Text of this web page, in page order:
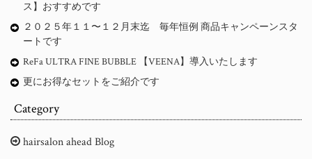
ス】おすすめです
２０２５年１１〜１２月末迄 毎年恒例 商品キャンペーンスタ
ートです
ReFa ULTRA FINE BUBBLE 【VEENA】導入いたします
更にお得なセットをご紹介です
Category
hairsalon ahead Blog